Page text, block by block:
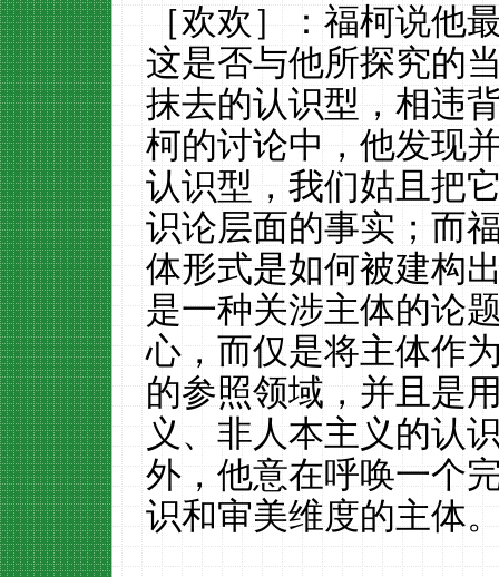
［欢欢］：福柯说他
这是否与他所探究的
抹去的认识型，相违
柯的讨论中，他发现
认识型，我们姑且把
识论层面的事实；而
体形式是如何被建构
是一种关涉主体的论
心，而仅是将主体作
的参照领域，并且是
义、非人本主义的认
外，他意在呼唤一个
识和审美维度的主体